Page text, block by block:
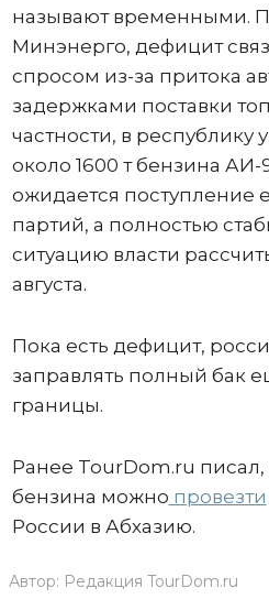
называют временными.
Минэнерго, дефицит
спросом из-за притока
задержками поставки
частности, в республику
около 1600 т бензина
ожидается поступление
партий, а полностью
ситуацию власти
августа.
Пока есть дефицит,
заправлять полный бак
границы.
Ранее TourDom.ru писал,
бензина можно провезти
России в Абхазию.
Автор: Редакция TourDom.ru